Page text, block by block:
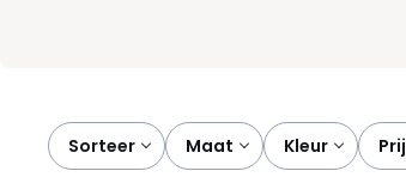
Sorteer maat kleur